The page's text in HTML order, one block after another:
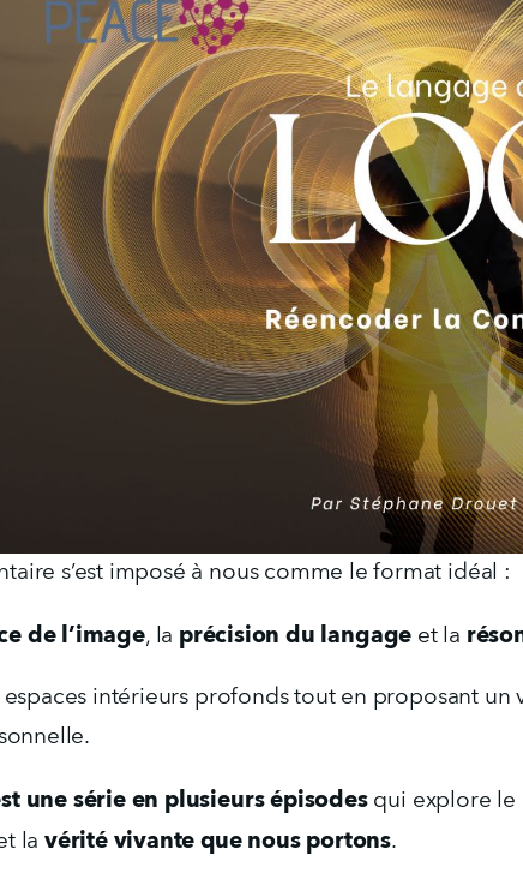
s’est imposé à nous comme le format idéal :
de l’image, la précision du langage et la
espaces intérieurs profonds tout en proposant
une série en plusieurs épisodes qui explore le
la vérité vivante que nous portons.